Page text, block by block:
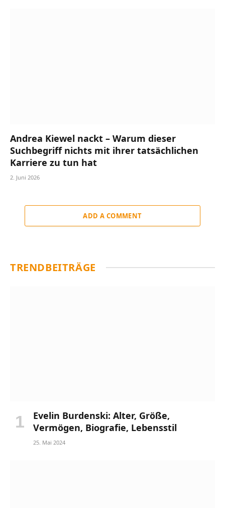
Andrea Kiewel nackt – Warum dieser
Suchbegriff nichts mit ihrer tatsächlichen
Karriere zu tun hat
2. Juni 2026
ADD A COMMENT
TRENDBEITRÄGE
Evelin Burdenski: Alter, Größe,
Vermögen, Biografie, Lebensstil
25. Mai 2024